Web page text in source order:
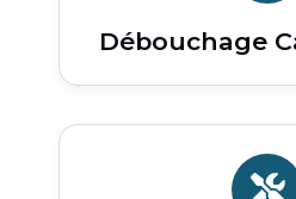
Débouchage